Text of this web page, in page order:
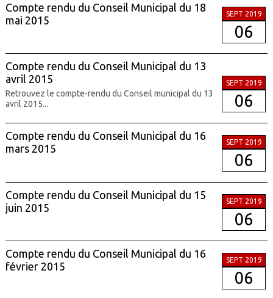
Compte rendu du Conseil Municipal du 18
mai 2015
SEPT 2019
06
Compte rendu du Conseil Municipal du 13
avril 2015
Retrouvez le compte-rendu du Conseil municipal du 13
avril 2015...
SEPT 2019
06
Compte rendu du Conseil Municipal du 16
mars 2015
SEPT 2019
06
Compte rendu du Conseil Municipal du 15
juin 2015
SEPT 2019
06
Compte rendu du Conseil Municipal du 16
février 2015
SEPT 2019
06